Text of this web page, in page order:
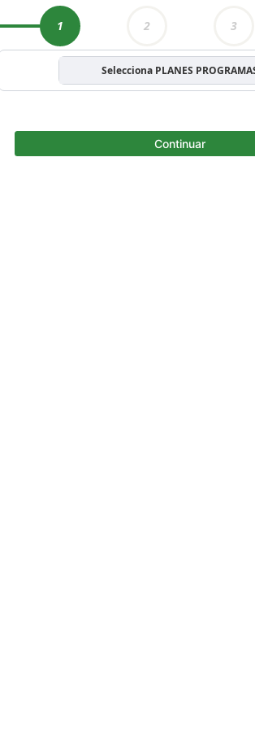
1 2 3
Selecciona PLANES
Continuar